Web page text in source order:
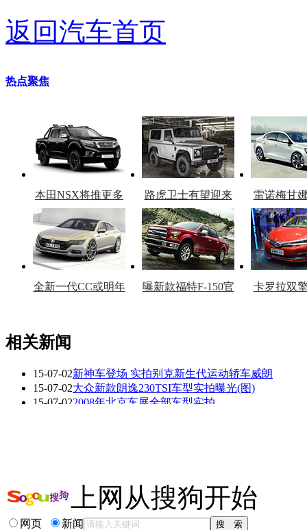
返回汽车首页
热点聚焦
本田NSX将推更多
车型
路虎卫士有望迎来
复产
雷诺梅甘
官
全新一代CC或明年
曝新款福特F-150官
卡罗拉双
看赛车宝贝争奇斗
艳
车模美腿爆乳无惧
走光
相关新闻
15-07-02新神车登场 实拍别克新生代运动轿车威朗
15-07-02大众新款朗逸230TSI车型实拍曝光(图)
15-07-022008年北京车展全部车型实拍
相关推荐 上网从搜狗开始
网页 新闻